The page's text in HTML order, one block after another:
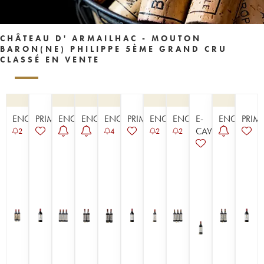
CHÂTEAU D' ARMAILHAC - MOUTON
BARON(NE) PHILIPPE 5ÈME GRAND CRU
CLASSÉ EN VENTE
ENCHÈRE
2
PRIMEURENCHÈREENCHÈREENCHÈRE
4
PRIMEURENCHÈRE
2
ENCHÈRE
2
E-
CAVISTE
ENCHÈRE